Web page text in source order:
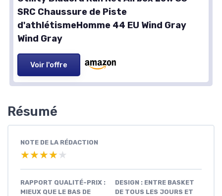
SRC Chaussure de Piste
d'athlétismeHomme 44 EU Wind Gray
Wind Gray
Voir l'offre
Résumé
NOTE DE LA RÉDACTION
★★★★★
★★★★★
RAPPORT QUALITÉ-PRIX :
MIEUX QUE LE BAS DE
DESIGN : ENTRE BASKET
DE TOUS LES JOURS ET